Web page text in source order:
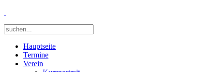
Hauptseite
Termine
Verein